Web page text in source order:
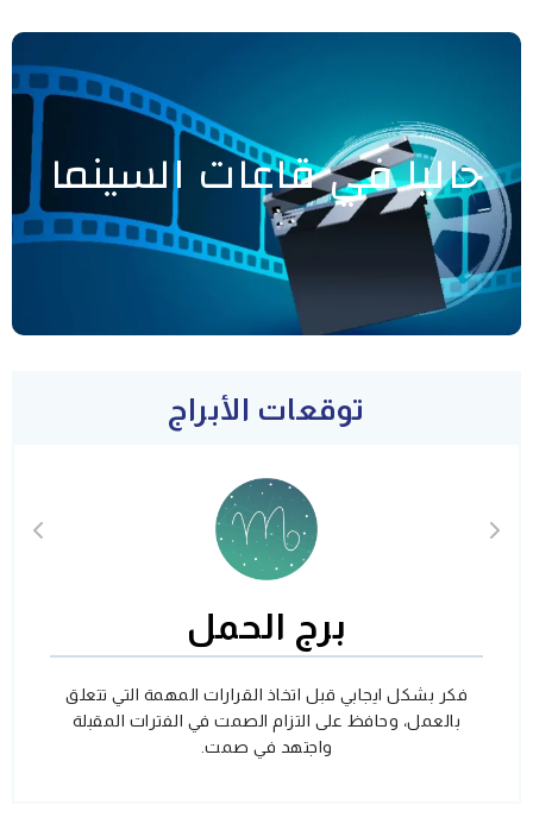
حاليا في قاعات السينما
توقعات الأبراج
برج الحمل
فكر بشكل ايجابي قبل اتخاذ القرارات المهمة التي تتعلق
بالعمل، وحافظ على التزام الصمت في الفترات المقبلة
واجتهد في صمت.